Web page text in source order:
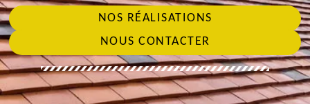
NOS RÉALISATIONS
NOUS CONTACTER